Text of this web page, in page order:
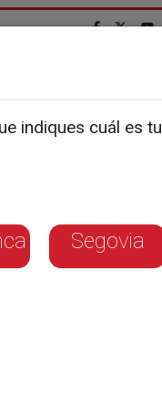
indiques cuál es tu
Segovia